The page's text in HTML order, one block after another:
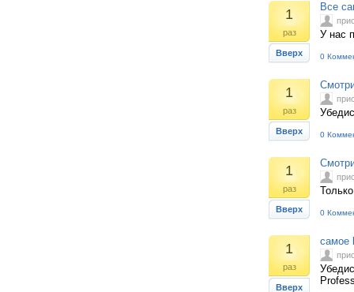
1
раз
Вверх
Все
У нас
0
1
раз
Вверх 0
1
раз
Вверх 0
1
раз
Вверх
самое